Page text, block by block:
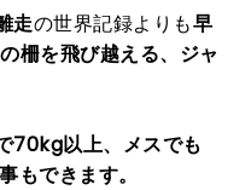
走の世界記録よりも早
柵を飛び越える、ジャ
70kg以上、メスでも
もできます。